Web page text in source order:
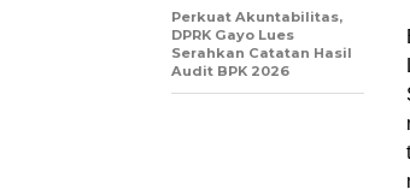
Perkuat Akuntabilitas,
DPRK Gayo Lues
Serahkan Catatan Hasil
Audit BPK 2026